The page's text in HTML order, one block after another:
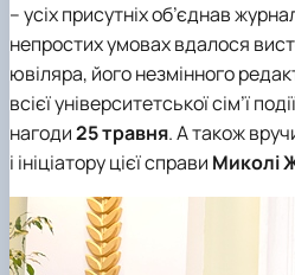
– усіх присутніх об’єднав
непростих умовах вдалося
ювіляра, його незмінного
всієї університетської сім’ї
нагоди25 травня. А також
і ініціатору цієї справи Миколі